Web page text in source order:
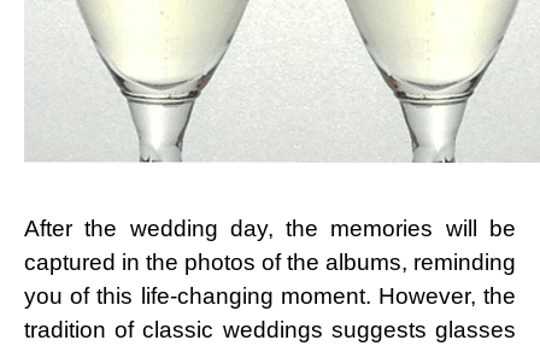
After the wedding day, the memories will be
captured in the photos of the albums, reminding
you of this life-changing moment. However, the
tradition of classic weddings suggests glasses